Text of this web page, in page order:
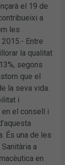
el 19 de
a
les
Entre
la qualitat
segons
que el
la seva vida.
i
el consell i
És una de les
a
en